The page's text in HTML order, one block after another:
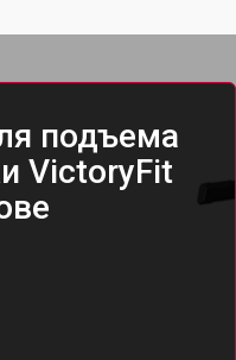
подъема
VictoryFit